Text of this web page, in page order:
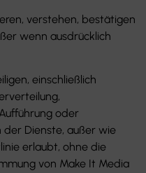
verstehen, bestätigen
wenn ausdrücklich
einschließlich
oder
der Dienste, außer wie
erlaubt, ohne die
von Make It Media